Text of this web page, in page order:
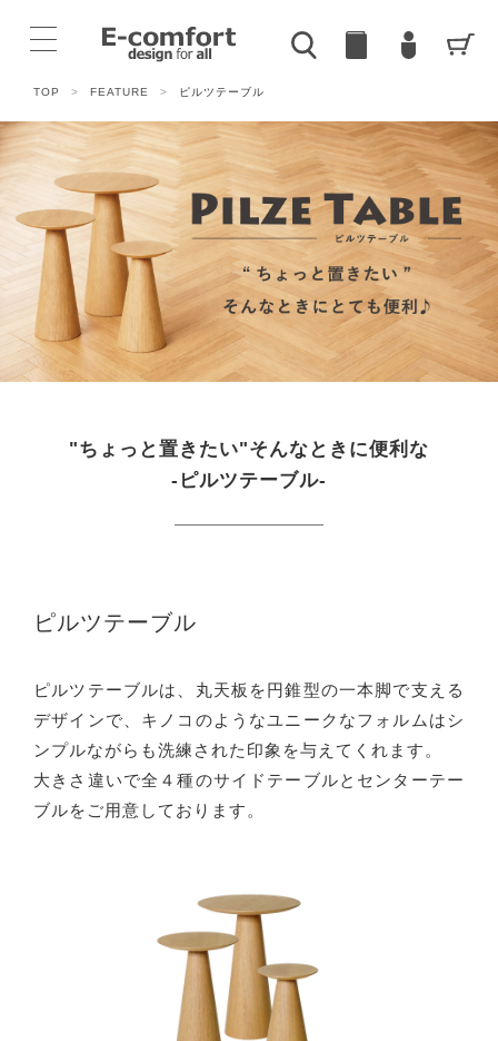
TOP > FEATURE > ピルツテーブル
"ちょっと置きたい"そんなときに便利な
-ピルツテーブル-
ピルツテーブル
ピルツテーブルは、丸天板を円錐型の一本脚で支える
デザインで、キノコのようなユニークなフォルムはシ
ンプルながらも洗練された印象を与えてくれます。
大きさ違いで全４種のサイドテーブルとセンターテー
ブルをご用意しております。